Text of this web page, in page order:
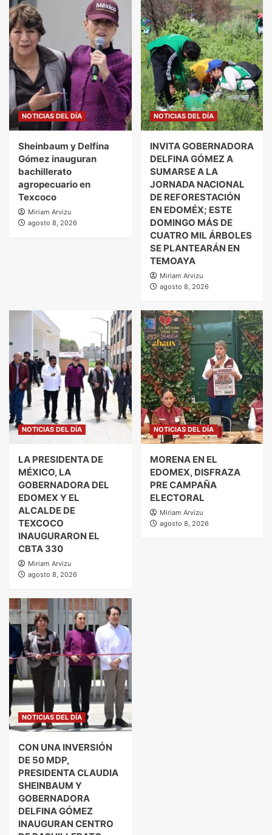
NOTICIAS DEL DÍA
Sheinbaum y Delfina
Gómez inauguran
bachillerato
agropecuario en
Texcoco
Miriam Arvizu
agosto 8, 2026
NOTICIAS DEL DÍA
INVITA GOBERNADORA
DELFINA GÓMEZ A
SUMARSE A LA
JORNADA NACIONAL
DE REFORESTACIÓN
EN EDOMÉX; ESTE
DOMINGO MÁS DE
CUATRO MIL ÁRBOLES
SE PLANTEARÁN EN
TEMOAYA
Miriam Arvizu
agosto 8, 2026
NOTICIAS DEL DÍA
LA PRESIDENTA DE
MÉXICO, LA
GOBERNADORA DEL
EDOMEX Y EL
ALCALDE DE
TEXCOCO
INAUGURARON EL
CBTA 330
Miriam Arvizu
agosto 8, 2026
NOTICIAS DEL DÍA
MORENA EN EL
EDOMEX, DISFRAZA
PRE CAMPAÑA
ELECTORAL
Miriam Arvizu
agosto 8, 2026
NOTICIAS DEL DÍA
CON UNA INVERSIÓN
DE 50 MDP,
PRESIDENTA CLAUDIA
SHEINBAUM Y
GOBERNADORA
DELFINA GÓMEZ
INAUGURAN CENTRO